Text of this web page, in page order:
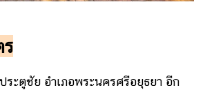
ชัย อำเภอพระนครศรีอยุธยา อีก